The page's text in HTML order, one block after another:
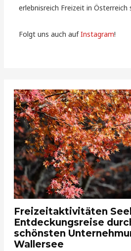
erlebnisreich Freizeit in Österreich
Folgt uns auch aufInstagram!
Freizeitaktivitäten
Entdeckungsreise
schönsten
Wallersee